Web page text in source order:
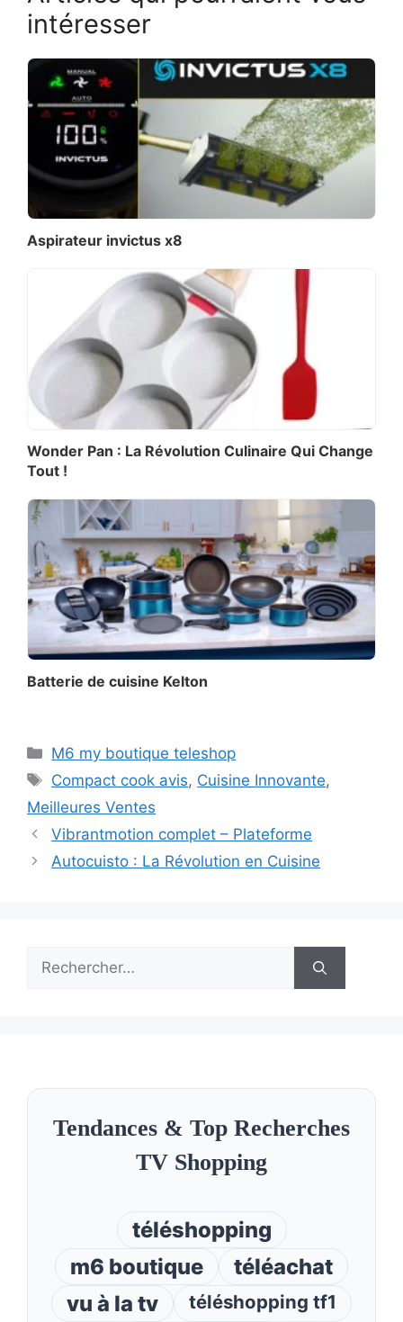
intéresser
Aspirateur invictus x8
Wonder Pan : La Révolution Culinaire Qui Change
Tout !
Batterie de cuisine Kelton
Catégories
M6 my boutique teleshop
Étiquettes
Compact cook avis, Cuisine Innovante,
Meilleures Ventes
Vibrantmotion complet – Plateforme
Autocuisto : La Révolution en Cuisine
Rechercher :
Tendances & Top Recherches
TV Shopping
téléshopping
m6 boutique
téléachat
vu à la tv
téléshopping tf1